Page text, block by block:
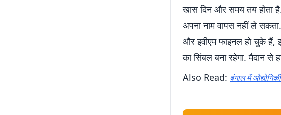
खास दिन और समय तय होता है.
अपना नाम वापस नहीं ले
और इवीएम फाइनल हो चुके हैं,
का सिंबल बना रहेगा. मैदान
Also Read: बंगाल में